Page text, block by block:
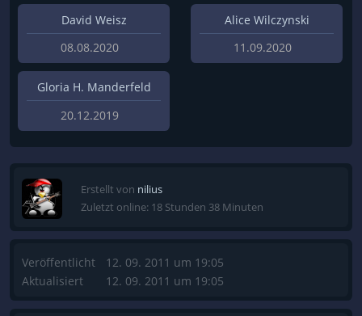
David Weisz
08.08.2020
Alice Wilczynski
11.09.2020
Gloria H. Manderfeld
20.12.2019
Erstellt von nilius
Zuletzt online: 18 Stunden 38 Minuten
Veröffentlicht
Aktualisiert
12. 09. 2011 um 19:05
12. 09. 2011 um 19:05